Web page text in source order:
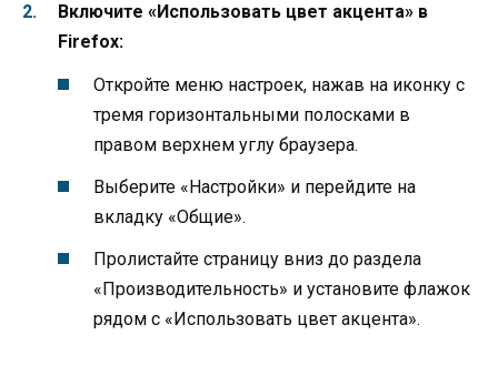
Включите «Использовать цвет акцента» в
Firefox:
Откройте меню настроек, нажав на иконку с
тремя горизонтальными полосками в
правом верхнем углу браузера.
Выберите «Настройки» и перейдите на
вкладку «Общие».
Пролистайте страницу вниз до раздела
«Производительность» и установите флажок
рядом с «Использовать цвет акцента».